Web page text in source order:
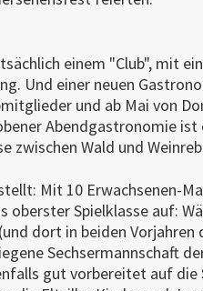
einem "Club", mit
Und einer neuen
und ab Mai von
Abendgastronomie ist
zwischen Wald und
Mit 10 Erwachsenen-
oberster Spielklasse auf:
dort in beiden Vorjahren
Sechsermannschaft
gut vorbereitet auf die